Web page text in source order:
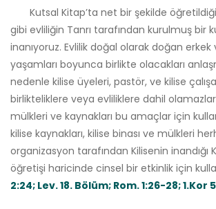
Kutsal Kitap’ta net bir şekilde öğretildiği
gibi evliliğin Tanrı tarafından kurulmuş bir
inanıyoruz. Evlilik doğal olarak doğan erkek
yaşamları boyunca birlikte olacakları
nedenle kilise üyeleri, pastör, ve kilise
birlikteliklere veya evliliklere dahil
mülkleri ve kaynakları bu amaçlar için
kilise kaynakları, kilise binası ve mülkleri
organizasyon tarafından Kilisenin inandığı
öğretişi haricinde cinsel bir etkinlik için
2:24; Lev. 18. Bölüm; Rom. 1:26-28; 1.Kor